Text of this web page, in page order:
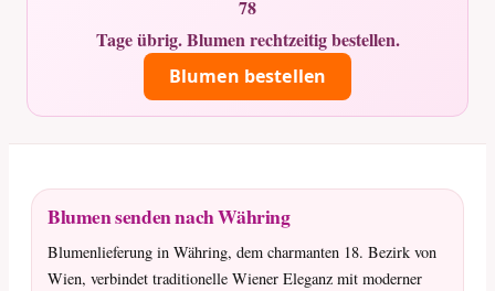
78
Tage übrig. Blumen rechtzeitig bestellen.
Blumen bestellen
Blumen senden nach Währing
Blumenlieferung in Währing, dem charmanten 18. Bezirk von
Wien, verbindet traditionelle Wiener Eleganz mit moderner